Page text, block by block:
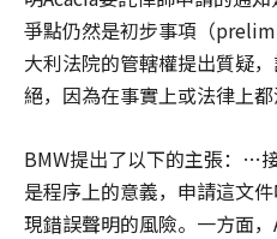
爭點仍然是初步事項（
大利法院的管轄權提出質疑
絕，因為在事實上或法律上都
BMW提出了以下的主張：…
是程序上的意義，申請這文
現錯誤聲明的風險。一方面